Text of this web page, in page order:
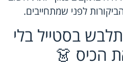
לפני שמתחייבים.
בסטייל בלי
הכיס 👗